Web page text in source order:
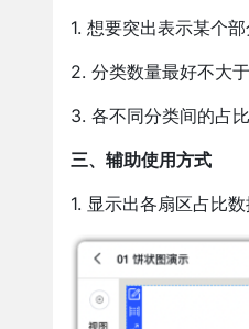
1. 想要突出表示某个
2. 分类数量最好不大
3. 各不同分类间的占比
三、辅助使用方式
1. 显示出各扇区占比